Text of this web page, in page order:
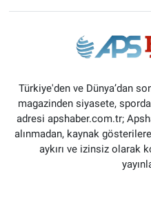
Türkiye'den ve Dünya’dan
magazinden siyasete,
adresi apshaber.com.tr;
alınmadan, kaynak
aykırı ve izinsiz olarak